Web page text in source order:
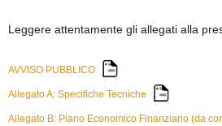
Leggere attentamente gli allegati alla
AVVISO PUBBLICO
Allegato A: Specifiche Tecniche
Allegato B: Piano Economico Finanziario (da